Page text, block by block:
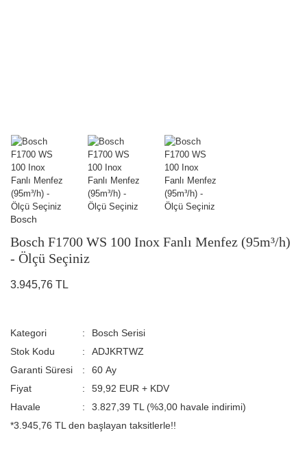
Bosch
Bosch F1700 WS 100 Inox Fanlı Menfez (95m³/h)
- Ölçü Seçiniz
3.945,76 TL
Kategori
Bosch Serisi
Stok Kodu
ADJKRTWZ
Garanti Süresi
60 Ay
Fiyat
59,92 EUR + KDV
Havale
3.827,39 TL (%3,00 havale indirimi)
*3.945,76 TL den başlayan taksitlerle!!